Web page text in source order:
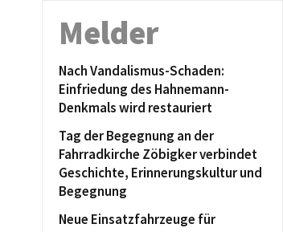
Melder
Nach Vandalismus-Schaden:
Einfriedung des Hahnemann-
Denkmals wird restauriert
Tag der Begegnung an der
Fahrradkirche Zöbigker verbindet
Geschichte, Erinnerungskultur und
Begegnung
Neue Einsatzfahrzeuge für